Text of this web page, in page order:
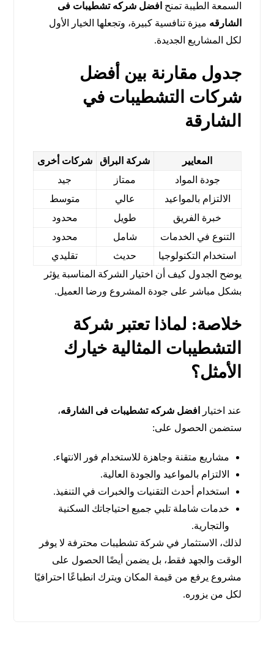
السمعة الطيبة تمنح افضل شركه تشطيبات فى
الشارقه ميزة تنافسية كبيرة، وتجعلها الخيار الأول
لكل المشاريع الجديدة.
جدول مقارنة بين أفضل
شركات التشطيبات في
الشارقة
المعايير شركة البراق
شركات أخرى
جودة المواد
ممتاز
جيد
الالتزام بالمواعيد
عالي
متوسط
خبرة الفريق
طويل
محدود
التنوع في الخدمات
شامل
محدود
استخدام التكنولوجيا
حديث
تقليدي
يوضح الجدول كيف أن اختيار الشركة المناسبة يؤثر
بشكل مباشر على جودة المشروع ورضا العميل.
خلاصة: لماذا تعتبر شركة
التشطيبات المثالية خيارك
الأمثل؟
عند اختيار افضل شركه تشطيبات فى الشارقه،
ستضمن الحصول على:
مشاريع متقنة وجاهزة للاستخدام فور الانتهاء.
الالتزام بالمواعيد والجودة العالية.
استخدام أحدث التقنيات والخبرات في التنفيذ.
خدمات شاملة تلبي جميع احتياجاتك السكنية
والتجارية.
لذلك، الاستثمار في شركة تشطيبات محترفة لا يوفر
الوقت والجهد فقط، بل يضمن أيضًا الحصول على
مشروع يرفع من قيمة المكان ويترك انطباعًا احترافيًا
لكل من يزوره.